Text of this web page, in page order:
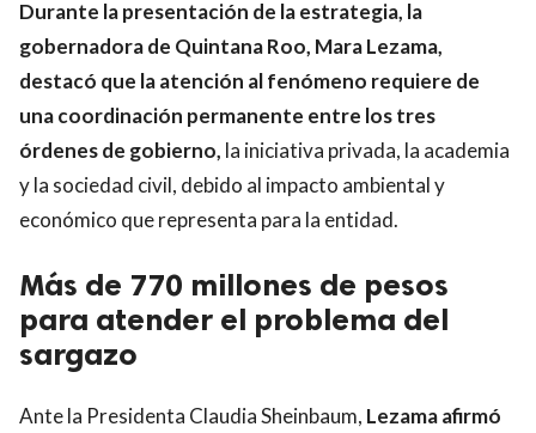
Durante la presentación de la estrategia, la
gobernadora de Quintana Roo, Mara Lezama,
destacó que la atención al fenómeno requiere de
una coordinación permanente entre los tres
órdenes de gobierno, la iniciativa privada, la academia
y la sociedad civil, debido al impacto ambiental y
económico que representa para la entidad.
Más de 770 millones de pesos
para atender el problema del
sargazo
Ante la Presidenta Claudia Sheinbaum, Lezama afirmó